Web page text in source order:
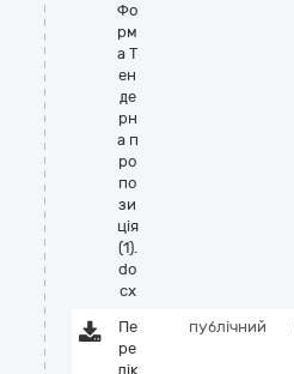
Фо
рм
а Т
ен
де
рн
а п
ро
по
зи
ція
(1).
do
cx
Пе
ре
лік
публічний